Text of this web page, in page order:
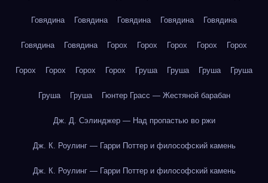
Говядина Говядина Говядина Говядина Говядина
Говядина Говядина Горох Горох Горох Горох Горох
Горох Горох Горох Горох Груша Груша Груша Груша
Груша Груша Гюнтер Грасс — Жестяной барабан
Дж. Д. Сэлинджер — Над пропастью во ржи
Дж. К. Роулинг — Гарри Поттер и философский камень
Дж. К. Роулинг — Гарри Поттер и философский камень